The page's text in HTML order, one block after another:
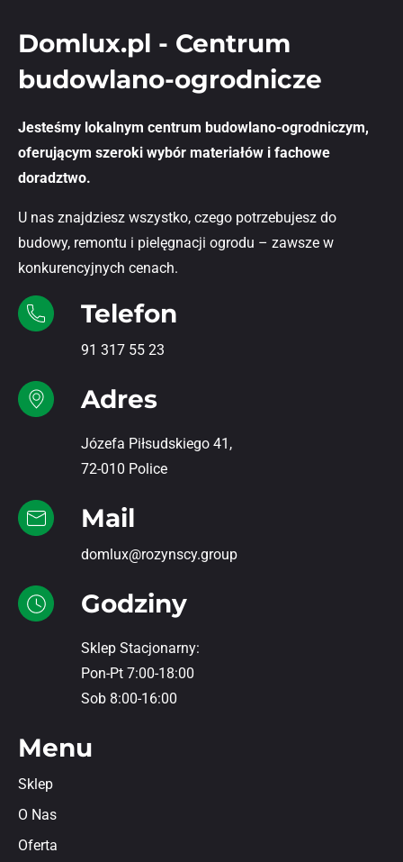
Domlux.pl - Centrum
budowlano-ogrodnicze
Jesteśmy lokalnym centrum budowlano-ogrodniczym,
oferującym szeroki wybór materiałów i fachowe
doradztwo.
U nas znajdziesz wszystko, czego potrzebujesz do
budowy, remontu i pielęgnacji ogrodu – zawsze w
konkurencyjnych cenach.
Telefon
91 317 55 23
Adres
Józefa Piłsudskiego 41,
72-010 Police
Mail
domlux@rozynscy.group
Godziny
Sklep Stacjonarny:
Pon-Pt 7:00-18:00
Sob 8:00-16:00
Menu
Sklep
O Nas
Oferta